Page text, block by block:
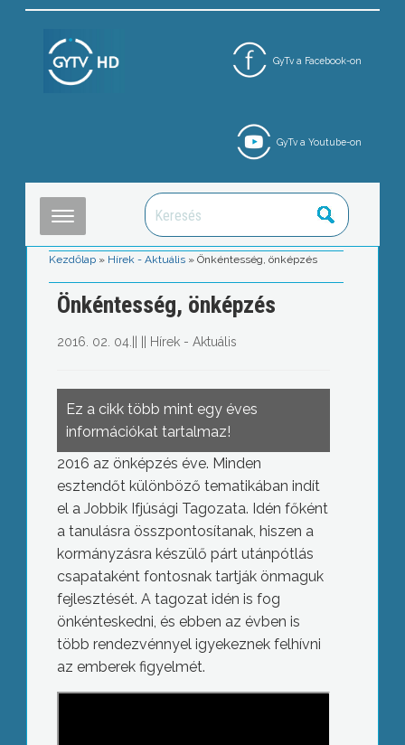
GyTv a Facebook-on
GyTv a Youtube-on
Kezdőlap » Hírek - Aktuális »Önkéntesség, önképzés
Önkéntesség, önképzés
2016. 02. 04. Hírek - Aktuális
Ez a cikk több mint egy éves
információkat tartalmaz!
2016 az önképzés éve. Minden
esztendőt különböző tematikában indít
el a Jobbik Ifjúsági Tagozata. Idén főként
a tanulásra összpontosítanak, hiszen a
kormányzásra készülő párt utánpótlás
csapataként fontosnak tartják önmaguk
fejlesztését. A tagozat idén is fog
önkénteskedni, és ebben az évben is
több rendezvénnyel igyekeznek felhívni
az emberek figyelmét.